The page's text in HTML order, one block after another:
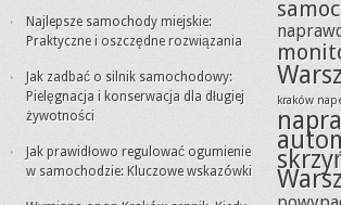
Najlepsze samochody miejskie:
Praktyczne i oszczędne rozwiązania
Jak zadbać o silnik samochodowy:
Pielęgnacja i konserwacja dla długiej
żywotności
Jak prawidłowo regulować ogumienie
w samochodzie: Kluczowe wskazówki
kraków